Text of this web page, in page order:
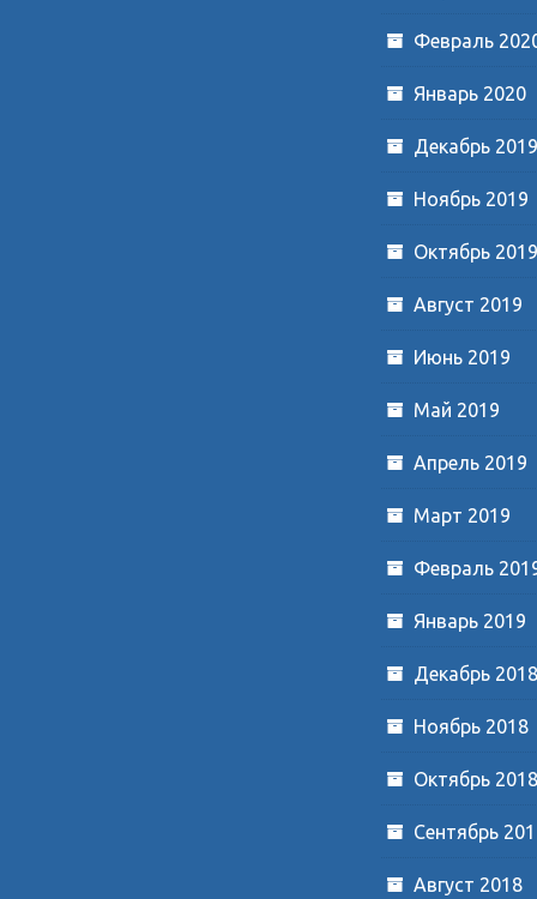
Февраль
Январь 2020
Декабрь 2019
Ноябрь 2019
Октябрь 2019
Август 2019
Июнь 2019
Май 2019
Апрель 2019
Март 2019
Февраль
Январь 2019
Декабрь 2018
Ноябрь 2018
Октябрь 2018
Сентябрь
Август 2018